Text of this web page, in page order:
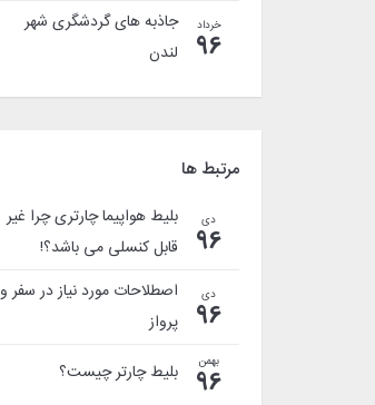
خرداد
96
جاذبه های گردشگری شهر
لندن
مرتبط ها
دی
96
بلیط هواپیما چارتری چرا غیر
قابل کنسلی می باشد؟!
دی
96
اصطلاحات مورد نیاز در سفر و
پرواز
بهمن
96 بلیط چارتر چیست؟